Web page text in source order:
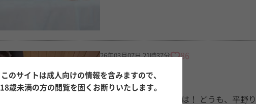
26年03月07日 21時37分
86
｢3/7(サウナの日)｣
みなさん、りょうばんは！ どうも、平野りょうです。 今日はひとつ、 サウナ
このサイトは成人向けの情報を含みますので、
18歳未満の方の閲覧を固くお断りいたします。